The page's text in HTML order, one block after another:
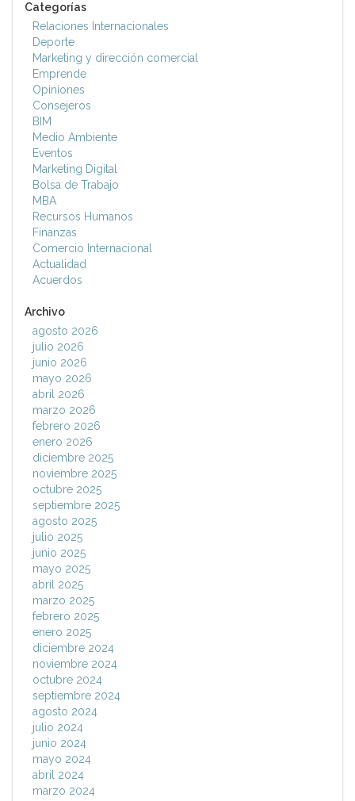
Categorías
Relaciones Internacionales
Deporte
Marketing y dirección comercial
Emprende
Opiniones
Consejeros
BIM
Medio Ambiente
Eventos
Marketing Digital
Bolsa de Trabajo
MBA
Recursos Humanos
Finanzas
Comercio Internacional
Actualidad
Acuerdos
Archivo
agosto 2026
julio 2026
junio 2026
mayo 2026
abril 2026
marzo 2026
febrero 2026
enero 2026
diciembre 2025
noviembre 2025
octubre 2025
septiembre 2025
agosto 2025
julio 2025
junio 2025
mayo 2025
abril 2025
marzo 2025
febrero 2025
enero 2025
diciembre 2024
noviembre 2024
octubre 2024
septiembre 2024
agosto 2024
julio 2024
junio 2024
mayo 2024
abril 2024
marzo 2024